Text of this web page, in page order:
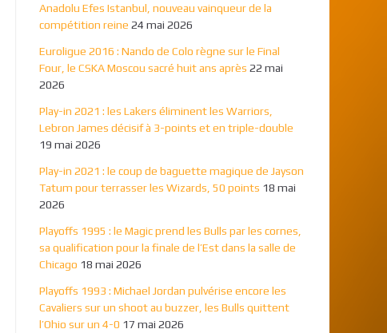
Anadolu Efes Istanbul, nouveau vainqueur de la
compétition reine 24 mai 2026
Euroligue 2016 : Nando de Colo règne sur le Final
Four, le CSKA Moscou sacré huit ans après 22 mai
2026
Play-in 2021 : les Lakers éliminent les Warriors,
Lebron James décisif à 3-points et en triple-double
19 mai 2026
Play-in 2021 : le coup de baguette magique de Jayson
Tatum pour terrasser les Wizards, 50 points 18 mai
2026
Playoffs 1995 : le Magic prend les Bulls par les cornes,
sa qualification pour la finale de l’Est dans la salle de
Chicago 18 mai 2026
Playoffs 1993 : Michael Jordan pulvérise encore les
Cavaliers sur un shoot au buzzer, les Bulls quittent
l’Ohio sur un 4-0 17 mai 2026